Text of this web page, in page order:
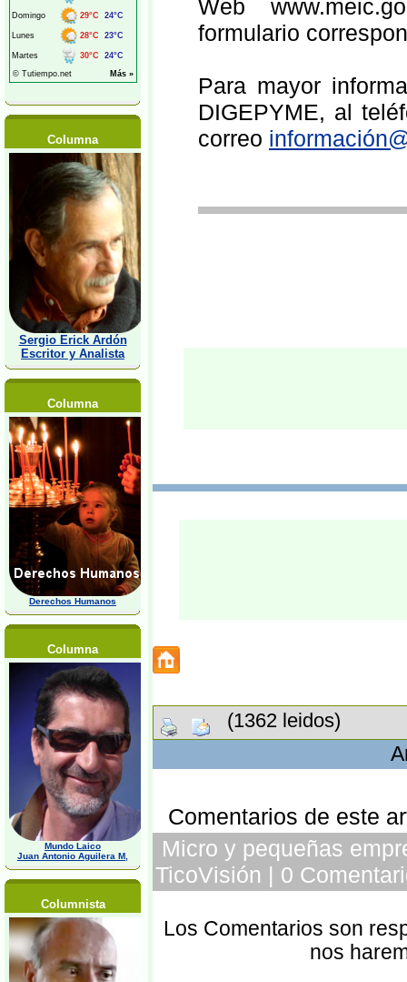
Columna
Sergio Erick Ardón
Escritor y Analista
Columna
Derechos Humanos
Columna
Mundo Laico
Juan Antonio Aguilera M,
Columnista
Web
formulario
Para mayor
DIGEPYME, al
correo
(1362 leidos)
Comentarios de este
Micro y pequeñas
TicoVisión | 0
Los Comentarios son
nos